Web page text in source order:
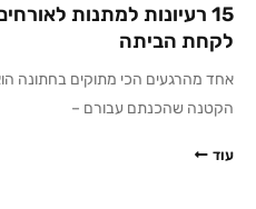
15 רעיונות למתנות
לקחת הביתה
אחד מהרגעים הכי מתוקים בחתונה
הקטנה שהכנתם עבורם –
עוד